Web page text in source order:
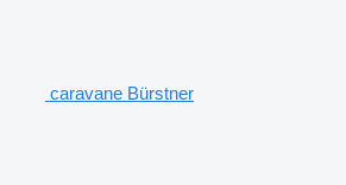
caravane Bürstner